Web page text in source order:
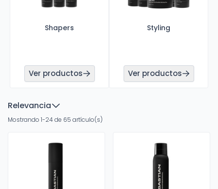
Shapers
Ver productos
Styling
Ver productos
Relevancia
Mostrando 1-24 de 65 artículo(s)